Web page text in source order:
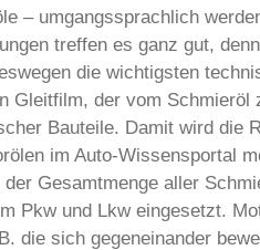
– umgangssprachlich
treffen es ganz gut,
die wichtigsten
Gleitfilm, der vom
Bauteile. Damit wird die
im Auto-Wissensportal
Gesamtmenge aller
Pkw und Lkw eingesetzt.
die sich gegeneinander